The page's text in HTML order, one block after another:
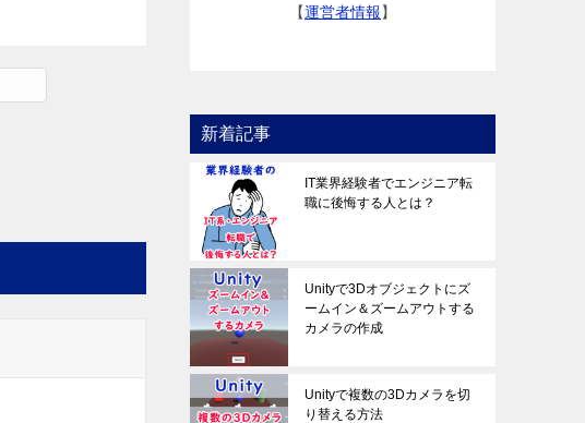
【運営者情報】
新着記事
IT業界経験者でエンジニア転
職に後悔する人とは？
Unityで3Dオブジェクトにズ
ームイン＆ズームアウトする
カメラの作成
Unityで複数の3Dカメラを切
り替える方法